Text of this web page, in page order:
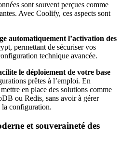
sont souvent perçues comme
Avec Coolify, ces aspects sont
automatiquement l’activation des
permettant de sécuriser vos
technique avancée.
le déploiement de votre base
prêtes à l’emploi. En
en place des solutions comme
ou Redis, sans avoir à gérer
la configuration.
et souveraineté des